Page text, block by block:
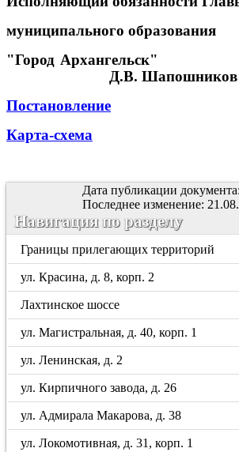
муниципального образования
"Город Архангельск"
Д.В. Шапошников
Постановление
Карта-схема
Дата публикации
Последнее изменение:
Навигация по разделу
Границы прилегающих территорий
ул. Красина, д. 8, корп. 2
Лахтинское шоссе
ул. Магистральная, д. 40, корп. 1
ул. Ленинская, д. 2
ул. Кирпичного завода, д. 26
ул. Адмирала Макарова, д. 38
ул. Локомотивная, д. 31, корп. 1